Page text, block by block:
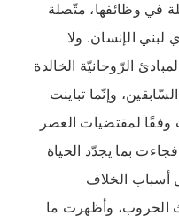
في وظائفها، متّصلة
الإنسان. ولا
الرّوحانيّة الخالدة
وإنّما تباينت
وفقًا لمقتضيات العصر
بما يجدّد الحياة
أسباب الخلاف
الحروب، وأظهرت ما